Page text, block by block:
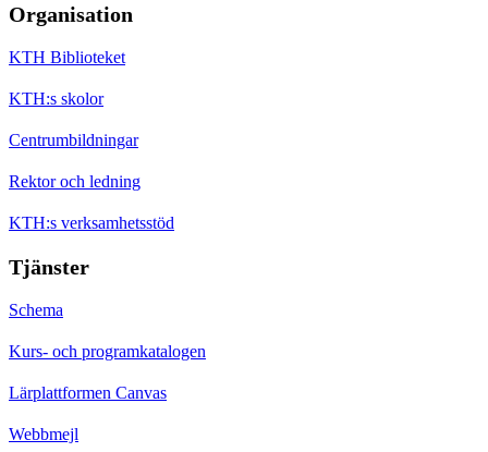
Organisation
KTH Biblioteket
KTH:s skolor
Centrumbildningar
Rektor och ledning
KTH:s verksamhetsstöd
Tjänster
Schema
Kurs- och programkatalogen
Lärplattformen Canvas
Webbmejl